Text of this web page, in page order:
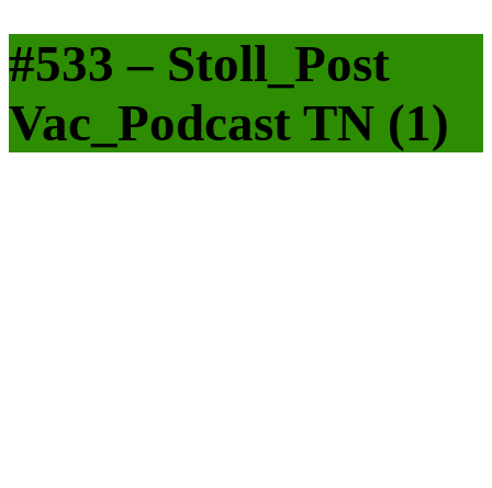
#533 – Stoll_Post
Vac_Podcast TN (1)